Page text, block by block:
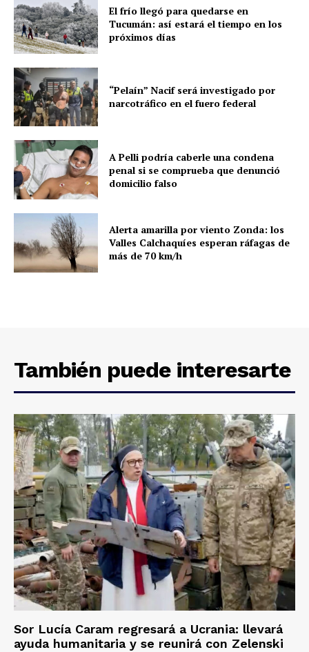
El frío llegó para quedarse en
Tucumán: así estará el tiempo en los
próximos días
“Pelaín” Nacif será investigado por
narcotráfico en el fuero federal
A Pelli podría caberle una condena
penal si se comprueba que denunció
domicilio falso
Alerta amarilla por viento Zonda: los
Valles Calchaquíes esperan ráfagas de
más de 70 km/h
También puede interesarte
Sor Lucía Caram regresará a Ucrania: llevará
ayuda humanitaria y se reunirá con Zelenski